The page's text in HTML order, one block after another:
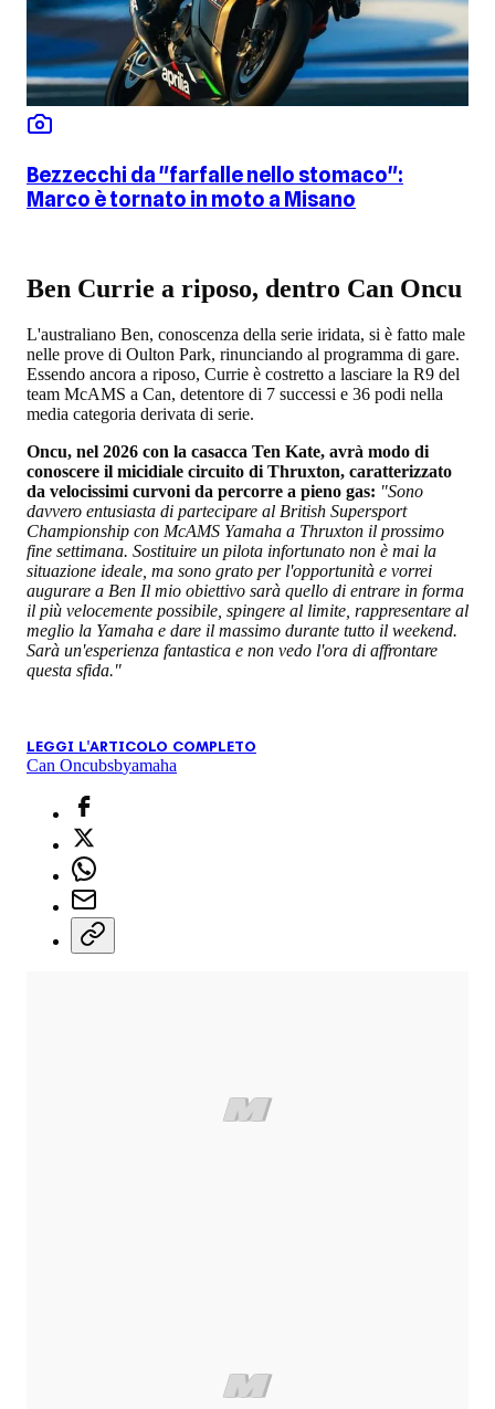
Bezzecchi da "farfalle nello stomaco":
Marco è tornato in moto a Misano
Ben Currie a riposo, dentro Can Oncu
L'australiano Ben, conoscenza della serie iridata, si è fatto male
nelle prove di Oulton Park, rinunciando al programma di gare.
Essendo ancora a riposo, Currie è costretto a lasciare la R9 del
team McAMS a Can, detentore di 7 successi e 36 podi nella
media categoria derivata di serie.
Oncu, nel 2026 con la casacca Ten Kate, avrà modo di
conoscere il micidiale circuito di Thruxton, caratterizzato
da velocissimi curvoni da percorre a pieno gas: "Sono
davvero entusiasta di partecipare al British Supersport
Championship con McAMS Yamaha a Thruxton il prossimo
fine settimana. Sostituire un pilota infortunato non è mai la
situazione ideale, ma sono grato per l'opportunità e vorrei
augurare a Ben Il mio obiettivo sarà quello di entrare in forma
il più velocemente possibile, spingere al limite, rappresentare al
meglio la Yamaha e dare il massimo durante tutto il weekend.
Sarà un'esperienza fantastica e non vedo l'ora di affrontare
questa sfida."
LEGGI L'ARTICOLO COMPLETO
Can Oncubsbyamaha